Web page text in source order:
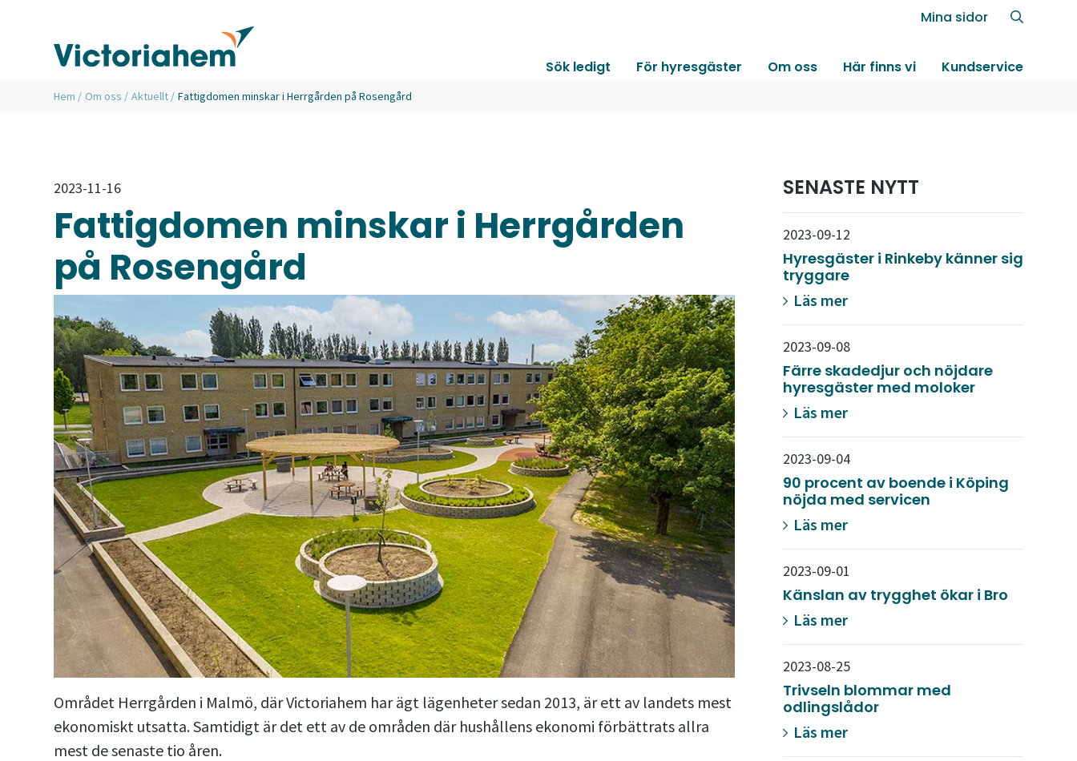
Mina sidor
Sök ledigt För hyresgäster Om oss Här finns vi Kundservice
Hem / Om oss / Aktuellt / Fattigdomen minskar i Herrgården på Rosengård
2023-11-16
Fattigdomen minskar i Herrgården
på Rosengård
Området Herrgården i Malmö, där Victoriahem har ägt lägenheter sedan 2013, är ett av landets mest
ekonomiskt utsatta. Samtidigt är det ett av de områden där hushållens ekonomi förbättrats allra
mest de senaste tio åren.
SENASTE NYTT
2023-09-12
Hyresgäster i Rinkeby känner sig
tryggare
Läs mer
2023-09-08
Färre skadedjur och nöjdare
hyresgäster med moloker
Läs mer
2023-09-04
90 procent av boende i Köping
nöjda med servicen
Läs mer
2023-09-01
Känslan av trygghet ökar i Bro
Läs mer
2023-08-25
Trivseln blommar med
odlingslådor
Läs mer